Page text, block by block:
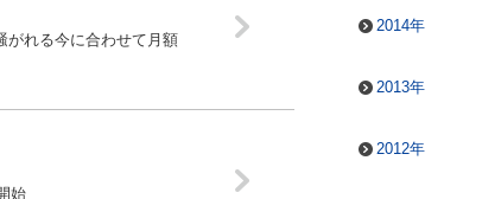
がれる今に合わせて月額
始
2014年
2013年
2012年